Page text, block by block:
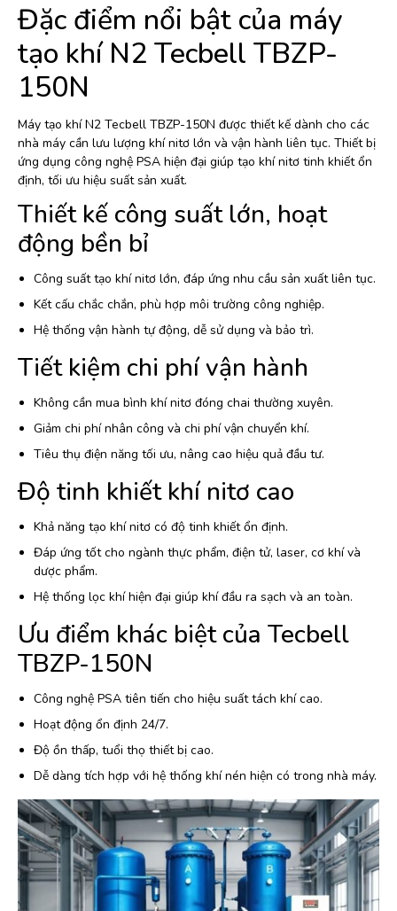
Đặc điểm nổi bật của máy
tạo khí N2 Tecbell TBZP-
150N
Máy tạo khí N2 Tecbell TBZP-150N được thiết kế dành cho các
nhà máy cần lưu lượng khí nitơ lớn và vận hành liên tục. Thiết bị
ứng dụng công nghệ PSA hiện đại giúp tạo khí nitơ tinh khiết ổn
định, tối ưu hiệu suất sản xuất.
Thiết kế công suất lớn, hoạt
động bền bỉ
Công suất tạo khí nitơ lớn, đáp ứng nhu cầu sản xuất liên tục.
Kết cấu chắc chắn, phù hợp môi trường công nghiệp.
Hệ thống vận hành tự động, dễ sử dụng và bảo trì.
Tiết kiệm chi phí vận hành
Không cần mua bình khí nitơ đóng chai thường xuyên.
Giảm chi phí nhân công và chi phí vận chuyển khí.
Tiêu thụ điện năng tối ưu, nâng cao hiệu quả đầu tư.
Độ tinh khiết khí nitơ cao
Khả năng tạo khí nitơ có độ tinh khiết ổn định.
Đáp ứng tốt cho ngành thực phẩm, điện tử, laser, cơ khí và
dược phẩm.
Hệ thống lọc khí hiện đại giúp khí đầu ra sạch và an toàn.
Ưu điểm khác biệt của Tecbell
TBZP-150N
Công nghệ PSA tiên tiến cho hiệu suất tách khí cao.
Hoạt động ổn định 24/7.
Độ ồn thấp, tuổi thọ thiết bị cao.
Dễ dàng tích hợp với hệ thống khí nén hiện có trong nhà máy.